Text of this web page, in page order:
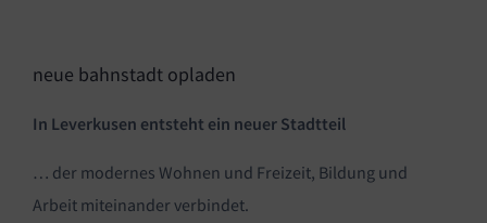
neue bahnstadt opladen
In Leverkusen entsteht ein neuer Stadtteil
… der modernes Wohnen und Freizeit, Bildung und
Arbeit miteinander verbindet.